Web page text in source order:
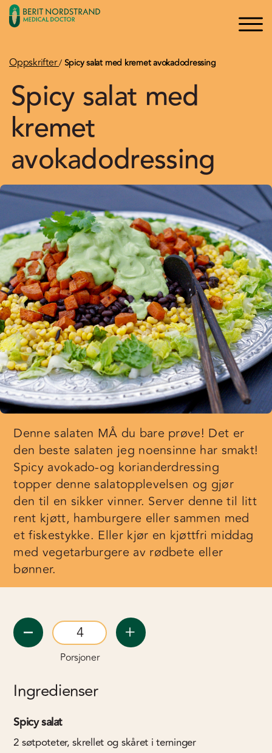
Søk ×
Bli medlem
Oppskrifter
Kurs og Foredrag
Bøker
×
Oppskrifter/Spicy salat med kremet avokadodressing
Spicy salat med
kremet
avokadodressing
Denne salaten MÅ du bare prøve! Det er
den beste salaten jeg noensinne har smakt!
Spicy avokado-og korianderdressing
topper denne salatopplevelsen og gjør
den til en sikker vinner. Server denne til litt
rent kjøtt, hamburgere eller sammen med
et fiskestykke. Eller kjør en kjøttfri middag
med vegetarburgere av rødbete eller
bønner.
Porsjoner
Ingredienser
Spicy salat
2søtpoteter, skrellet og skåret i terninger